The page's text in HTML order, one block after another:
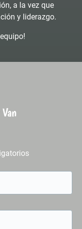
a la vez que
y liderazgo.